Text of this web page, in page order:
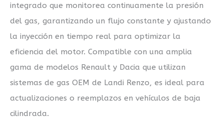
integrado que monitorea continuamente la presión
del gas, garantizando un flujo constante y ajustando
la inyección en tiempo real para optimizar la
eficiencia del motor. Compatible con una amplia
gama de modelos Renault y Dacia que utilizan
sistemas de gas OEM de Landi Renzo, es ideal para
actualizaciones o reemplazos en vehículos de baja
cilindrada.